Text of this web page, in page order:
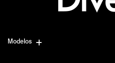
Modelos